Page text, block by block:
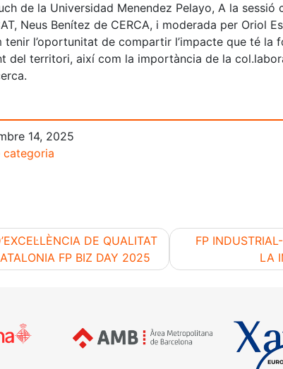
de la Universidad Menendez Pelayo, A la sessió
Neus Benítez de CERCA, i moderada per Oriol
tenir l’oportunitat de compartir l’impacte que té la
del territori, així com la importància de la
14, 2025
categoria
DE QUALITAT
FP BIZ DAY 2025
FP
LA